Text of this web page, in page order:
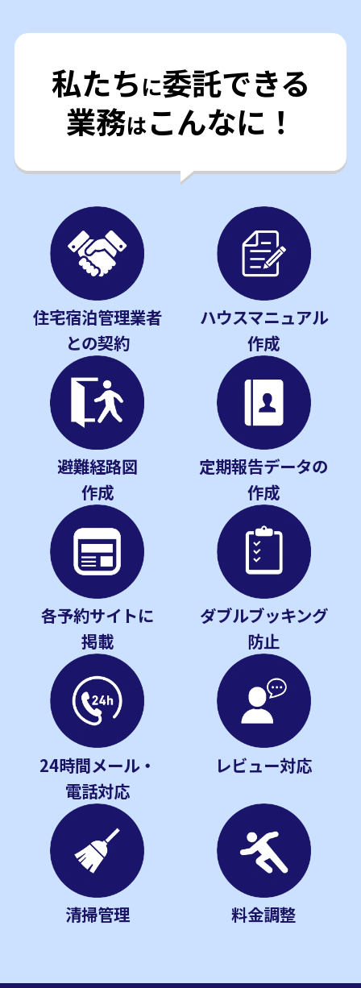
私たちに委託できる
業務はこんなに！
住宅宿泊管理業者
との契約
ハウスマニュアル
作成
避難経路図
作成
定期報告データの
作成
各予約サイトに
掲載
ダブルブッキング
防止
24時間メール・
電話対応
レビュー対応
清掃管理 料金調整